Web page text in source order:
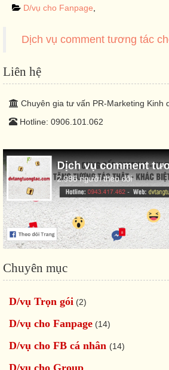
D/vụ cho Fanpage,
Dịch vụ comment tương tác
Liên hệ
Chuyên gia tư vấn PR-Marketing Kinh
Hotline: 0906.101.062
Chuyên mục
D/vụ Trọn gói (2)
D/vụ cho Fanpage (14)
D/vụ cho FB cá nhân (14)
D/vụ cho Group